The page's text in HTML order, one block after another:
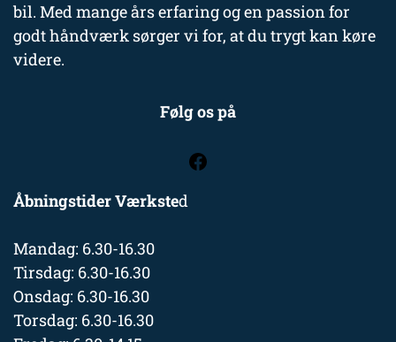
bil. Med mange års erfaring og en passion for
godt håndværk sørger vi for, at du trygt kan køre
videre.
Følg os på
Åbningstider Værksted
Mandag: 6.30-16.30
Tirsdag: 6.30-16.30
Onsdag: 6.30-16.30
Torsdag: 6.30-16.30